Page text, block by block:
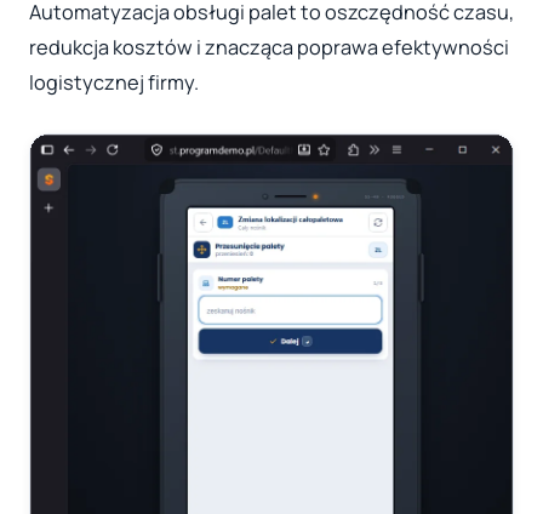
Automatyzacja obsługi palet to oszczędność czasu,
redukcja kosztów i znacząca poprawa efektywności
logistycznej firmy.